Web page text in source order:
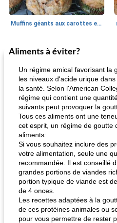
Muffins géants aux carottes et à la banane de Nif
Marques de confiance: recettes et
fiesta tostadas
Aliments à éviter?
Un régime amical favorisant la
les niveaux d'acide urique
la santé. Selon l'American
régime qui contient une
suivants peut provoquer la
Tous ces aliments ont une
cet esprit, un régime de goutte
aliments:
Si vous souhaitez inclure des
votre alimentation, seule une
recommandée. Il est conseillé
grandes portions de viandes
portion typique de viande est
de 4 onces.
Les recettes adaptées à la
de ces protéines animales ou
pour vous permettre de rester